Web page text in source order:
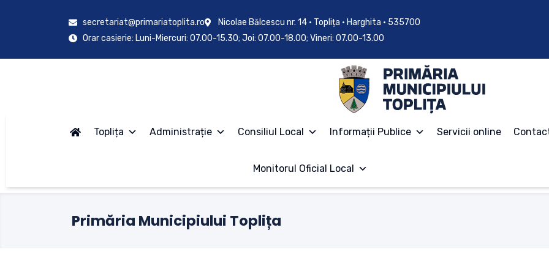
secretariat@primariatoplita.ro
Nicolae Bălcescu nr. 14 • Toplița • Harghita • 535700
Orar casierie: Luni-Miercuri: 07.00-15.30; Joi: 07.00-18.00; Vineri: 07.00-13.00
Toplița Administrație Consiliul Local Informații Publice Servicii online
Monitorul Oficial Local
Primăria Municipiului Toplița